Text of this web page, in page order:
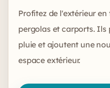
Profitez de l'extérieur
pergolas et carports. Ils
pluie et ajoutent une
espace extérieur.